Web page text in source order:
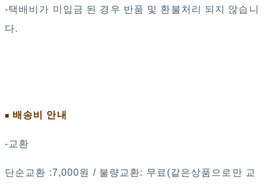
-택배비가 미입금 된 경우 반품 및 환불처리 되지 않습니
다.
■ 배송비 안내
-교환
단순교환 :7,000원 / 불량교환: 무료(같은상품으로만 교